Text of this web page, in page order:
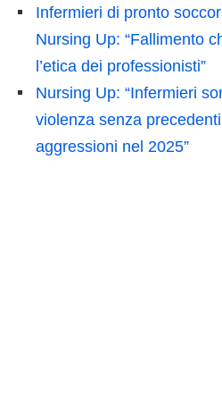
Infermieri di pronto
Nursing Up: “Fallimento
l’etica dei professionisti”
Nursing Up: “Infermieri
violenza senza
aggressioni nel 2025”